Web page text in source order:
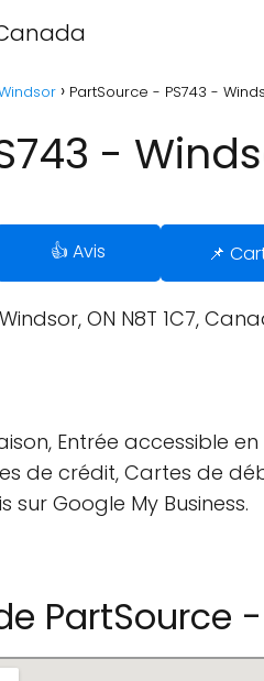
PartSource - PS743 -
-
👍 Avis 📌
ON N8T 1C7,
Entrée accessible
de crédit, Cartes de
sur Google My Business.
PartSource -